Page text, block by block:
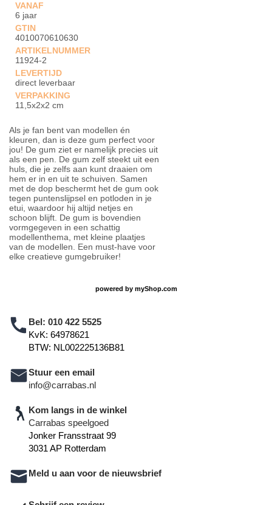
VANAF
6 jaar
GTIN
4010070610630
ARTIKELNUMMER
11924-2
LEVERTIJD
direct leverbaar
VERPAKKING
11,5x2x2 cm
Als je fan bent van modellen én
kleuren, dan is deze gum perfect voor
jou! De gum ziet er namelijk precies uit
als een pen. De gum zelf steekt uit een
huls, die je zelfs aan kunt draaien om
hem er in en uit te schuiven. Samen
met de dop beschermt het de gum ook
tegen puntenslijpsel en potloden in je
etui, waardoor hij altijd netjes en
schoon blijft. De gum is bovendien
vormgegeven in een schattig
modellenthema, met kleine plaatjes
van de modellen. Een must-have voor
elke creatieve gumgebruiker!
powered by myShop.com
Bel: 010 422 5525
KvK: 64978621
BTW: NL002225136B81
Stuur een email
info@carrabas.nl
Kom langs in de winkel
Carrabas speelgoed
Jonker Fransstraat 99
3031 AP Rotterdam
Meld u aan voor de nieuwsbrief